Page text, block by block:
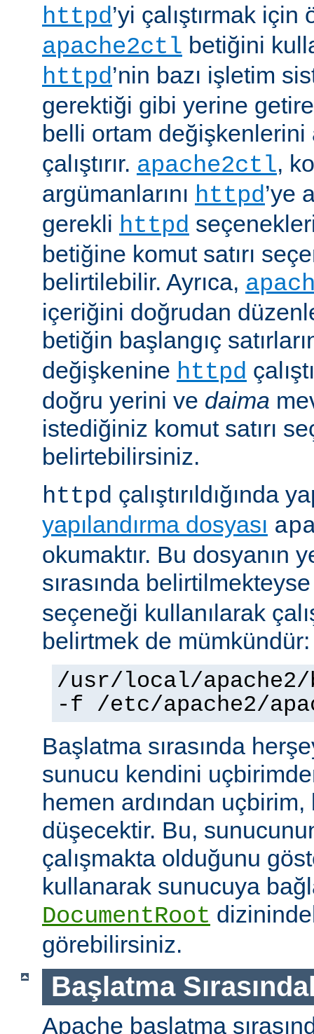
httpd’yi çalıştırmak
apache2ctl betiğini
httpd’nin bazı işletim
gerektiği gibi yerine
belli ortam
çalıştırır. apache2ctl,
argümanlarını httpd’ye
gerekli httpd
betiğine komut satırı
belirtilebilir. Ayrıca,
içeriğini doğrudan
betiğin başlangıç
değişkenine httpd
doğru yerini ve daima
istediğiniz komut satırı
belirtebilirsiniz.
httpd çalıştırıldığında
yapılandırma dosyası
okumaktır. Bu dosyanın
sırasında
seçeneği kullanılarak
belirtmek de mümkündür:
/usr/local/
-f /etc/apache2/
Başlatma sırasında
sunucu kendini
hemen ardından
düşecektir. Bu,
çalışmakta olduğunu
kullanarak sunucuya
DocumentRoot
görebilirsiniz.
Başlatma
Apache başlatma